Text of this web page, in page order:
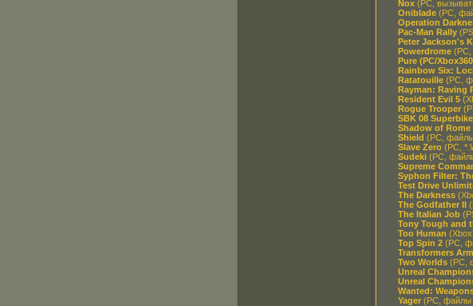
Nox(PC,
Oniblade(PC,
Operation
Pac-Man Rally
Peter Jackson's
Powerdrome(PC,
Pure (PC/
Rainbow Six:
Ratatouille(PC,
Rayman: Raving
Resident Evil 5
Rogue Trooper
SBK 08
Shadow of Rome
Shield (PC,
Slave Zero(PC,
Sudeki(PC,
Supreme
Syphon Filter:
Test Drive
The Darkness
The Godfather II
The Italian Job
Tony Tough and
Too Human
Top Spin 2(PC,
Transformers
Two Worlds(PC,
Unreal
Unreal
Wanted:
Yager(PC, файлы